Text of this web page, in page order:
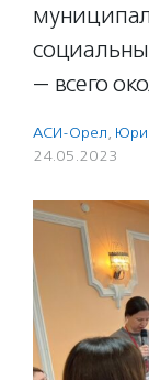
— всего
АСИ-Орел,
24.05.2023